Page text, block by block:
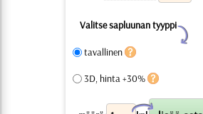
Valitse sapluunan tyyppi
Y
tavallinen
3D, hinta +30%